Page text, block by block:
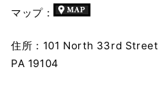
マップ：
住所：101 North 33rd
PA 19104